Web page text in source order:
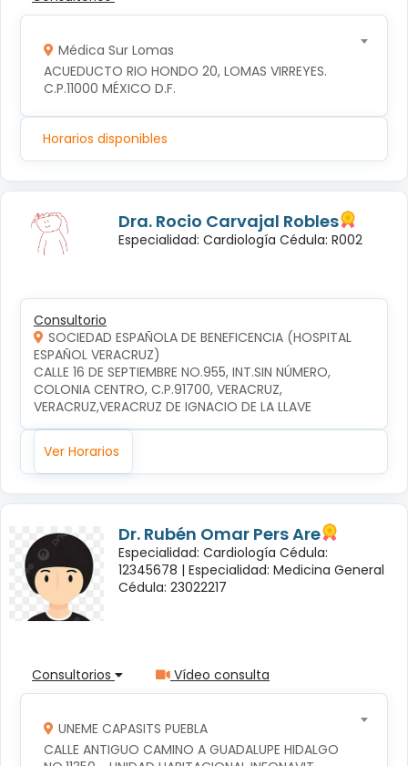
Médica Sur Lomas
ACUEDUCTO RIO HONDO 20, LOMAS VIRREYES.
C.P.11000 MÉXICO D.F.
Horarios disponibles
Dra. Rocio Carvajal Robles
Especialidad: Cardiología Cédula: R002
Consultorio
SOCIEDAD ESPAÑOLA DE BENEFICENCIA (HOSPITAL
ESPAÑOL VERACRUZ)
CALLE 16 DE SEPTIEMBRE NO.955, INT.SIN NÚMERO,
COLONIA CENTRO, C.P.91700, VERACRUZ,
VERACRUZ,VERACRUZ DE IGNACIO DE LA LLAVE
Ver Horarios
Dr. Rubén Omar Pers Are
Especialidad: Cardiología Cédula:
12345678 | Especialidad: Medicina General
Cédula: 23022217
Consultorios Vídeo consulta
UNEME CAPASITS PUEBLA
CALLE ANTIGUO CAMINO A GUADALUPE HIDALGO